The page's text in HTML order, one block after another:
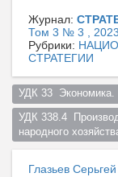
Журнал:
Том 3 № 3 , 2023
Рубрики:
СТРАТЕГИИ
УДК 33  Экономика.
УДК 338.4
народного
Глазьев